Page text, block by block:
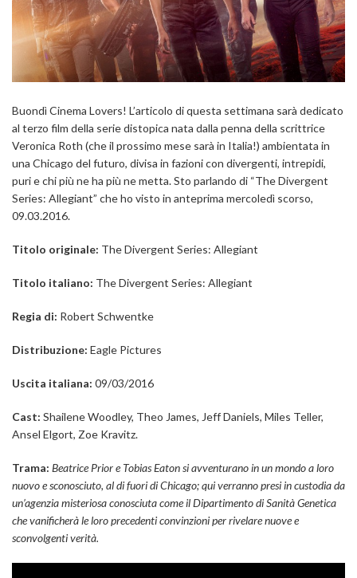
Buondì Cinema Lovers! L’articolo di questa settimana sarà dedicato
al terzo film della serie distopica nata dalla penna della scrittrice
Veronica Roth (che il prossimo mese sarà in Italia!) ambientata in
una Chicago del futuro, divisa in fazioni con divergenti, intrepidi,
puri e chi più ne ha più ne metta. Sto parlando di “The Divergent
Series: Allegiant” che ho visto in anteprima mercoledì scorso,
09.03.2016.
Titolo originale: The Divergent Series: Allegiant
Titolo italiano: The Divergent Series: Allegiant
Regia di: Robert Schwentke
Distribuzione: Eagle Pictures
Uscita italiana: 09/03/2016
Cast: Shailene Woodley, Theo James, Jeff Daniels, Miles Teller,
Ansel Elgort, Zoe Kravitz.
Trama: Beatrice Prior e Tobias Eaton si avventurano in un mondo a loro
nuovo e sconosciuto, al di fuori di Chicago; qui verranno presi in custodia da
un’agenzia misteriosa conosciuta come il Dipartimento di Sanità Genetica
che vanificherà le loro precedenti convinzioni per rivelare nuove e
sconvolgenti verità.